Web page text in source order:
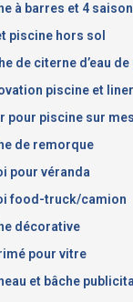
à barres et 4
piscine hors sol
de citerne d’eau
piscine et liner
pour piscine sur
de remorque
pour véranda
food-truck/camion
décorative
pour vitre
et bâche